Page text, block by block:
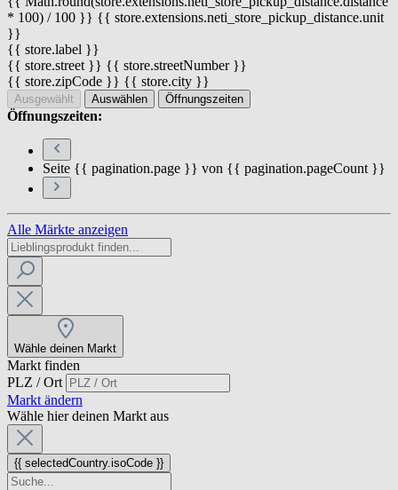
* 100) / 100 }} {{ store.extensions.neti_store_pickup_distance.unit
}}
{{ store.label }}
{{ store.street }} {{ store.streetNumber }}
{{ store.zipCode }} {{ store.city }}
Ausgewählt Auswählen Öffnungszeiten
Öffnungszeiten:
Seite {{ pagination.page }} von {{ pagination.pageCount }}
Alle Märkte anzeigen
Wähle deinen Markt
Markt finden
PLZ / Ort
Markt ändern
Wähle hier deinen Markt aus
{{ selectedCountry.isoCode }}